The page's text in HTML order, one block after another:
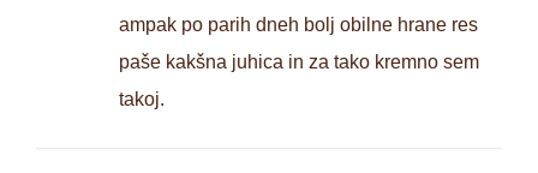
ampak po parih dneh bolj obilne hrane res
paše kakšna juhica in za tako kremno sem
takoj.